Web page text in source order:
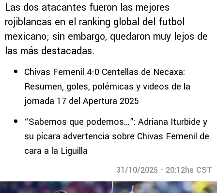
Las dos atacantes fueron las mejores
rojiblancas en el ranking global del futbol
mexicano; sin embargo, quedaron muy lejos de
las más destacadas.
Chivas Femenil 4-0 Centellas de Necaxa:
Resumen, goles, polémicas y videos de la
jornada 17 del Apertura 2025
“Sabemos que podemos…”: Adriana Iturbide y
su pícara advertencia sobre Chivas Femenil de
cara a la Liguilla
31/10/2025 - 20:12hs CST